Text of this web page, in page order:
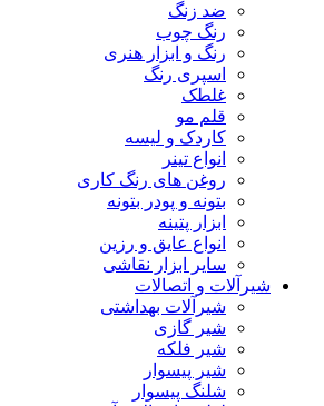
ضد زنگ
رنگ چوب
رنگ و ابزار هنری
اسپری رنگ
غلطک
قلم مو
کاردک و لیسه
انواع تینر
روغن های رنگ کاری
بتونه و پودر بتونه
ابزار پتینه
انواع عایق و رزین
سایر ابزار نقاشی
شیرآلات و اتصالات
شیرآلات بهداشتی
شیر گازی
شیر فلکه
شیر پیسوار
شلنگ پیسوار